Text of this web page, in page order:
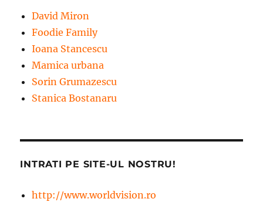
David Miron
Foodie Family
Ioana Stancescu
Mamica urbana
Sorin Grumazescu
Stanica Bostanaru
INTRATI PE SITE-UL NOSTRU!
http://www.worldvision.ro